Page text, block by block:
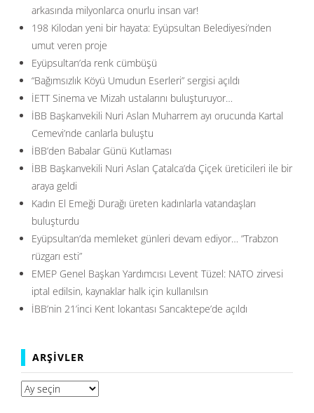
arkasında milyonlarca onurlu insan var!
198 Kilodan yeni bir hayata: Eyüpsultan Belediyesi’nden
umut veren proje
Eyüpsultan’da renk cümbüşü
“Bağımsızlık Köyü Umudun Eserleri” sergisi açıldı
İETT Sinema ve Mizah ustalarını buluşturuyor…
İBB Başkanvekili Nuri Aslan Muharrem ayı orucunda Kartal
Cemevi’nde canlarla buluştu
İBB’den Babalar Günü Kutlaması
İBB Başkanvekili Nuri Aslan Çatalca’da Çiçek üreticileri ile bir
araya geldi
Kadın El Emeği Durağı üreten kadınlarla vatandaşları
buluşturdu
Eyüpsultan’da memleket günleri devam ediyor… ”Trabzon
rüzgarı esti”
EMEP Genel Başkan Yardımcısı Levent Tüzel: NATO zirvesi
iptal edilsin, kaynaklar halk için kullanılsın
İBB’nin 21’inci Kent lokantası Sancaktepe’de açıldı
ARŞIVLER
Arşivler